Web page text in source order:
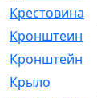
Крестовина
Кронштеин
Кронштейн
Крыло